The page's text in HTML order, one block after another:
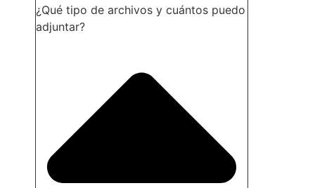
¿Qué tipo de archivos y cuántos puedo
adjuntar?